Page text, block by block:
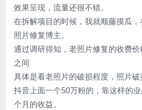
效果呈现，流量还很不错。
在拆解项目的时候，我就顺藤摸瓜
照片修复博主。
通过调研得知，老照片修复的收费
之间
具体是看老照片的破损程度，照片破
抖音上面一个50万粉的，靠这样的
个月的收益。